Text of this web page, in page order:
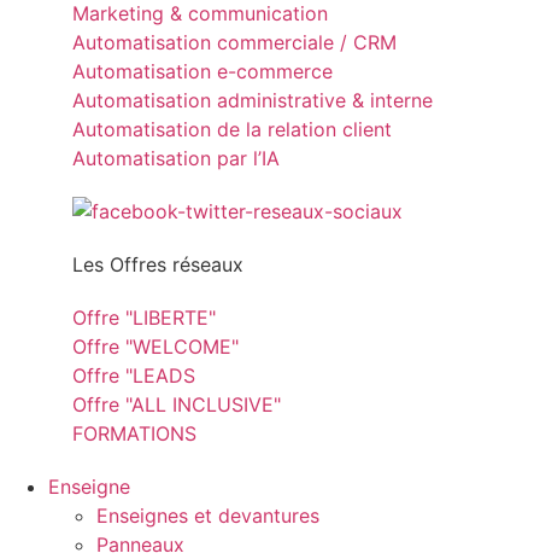
Marketing & communication
Automatisation commerciale / CRM
Automatisation e-commerce
Automatisation administrative & interne
Automatisation de la relation client
Automatisation par l’IA
Les Offres réseaux
Offre "LIBERTE"
Offre "WELCOME"
Offre "LEADS
Offre "ALL INCLUSIVE"
FORMATIONS
Enseigne
Enseignes et devantures
Panneaux